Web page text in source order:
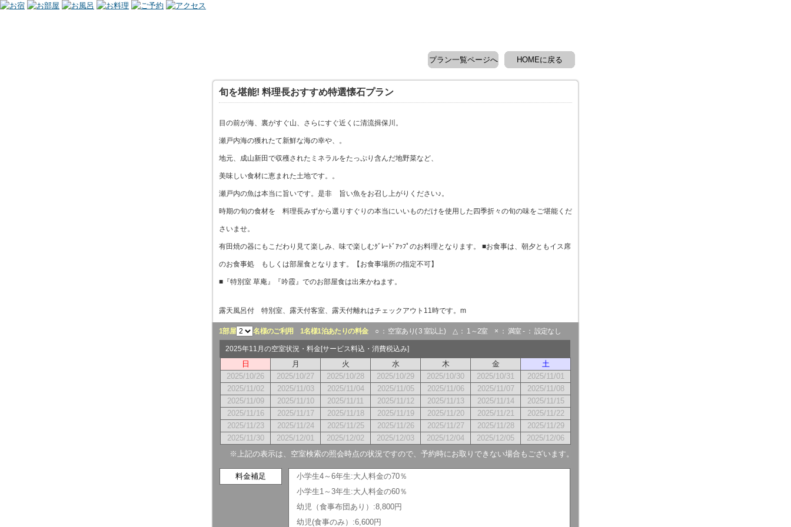
HOMEに戻る
プラン一覧ページへ
旬を堪能! 料理長おすすめ特選懐石プラン
目の前が海、裏がすぐ山、さらにすぐ近くに清流揖保川。
瀬戸内海の獲れたて新鮮な海の幸や、。
地元、成山新田で収穫されたミネラルをたっぷり含んだ地野菜など、
美味しい食材に恵まれた土地です。。
瀬戸内の魚は本当に旨いです。是非 旨い魚をお召し上がりください♪。
時期の旬の食材を 料理長みずから選りすぐりの本当にいいものだけを使用した四季折々の旬の味をご堪能くだ
さいませ。
有田焼の器にもこだわり見て楽しみ、味で楽しむｸﾞﾚｰﾄﾞｱｯﾌﾟのお料理となります。 ■お食事は、朝夕ともイス席
のお食事処 もしくは部屋食となります。【お食事場所の指定不可】
■『特別室 草庵』『吟霞』でのお部屋食は出来かねます。
露天風呂付 特別室、露天付客室、露天付離れはチェックアウト11時です。m
1部屋 名様のご利用 1名様1泊あたりの料金○ ： 空室あり( 3 室以上) △ ： 1～2室 × ： 満室 - ： 設定なし
2025年11月の空室状況・料金[サービス料込・消費税込み]
日 月 火 水 木 金
土
2025/10/26
2025/10/27 2025/10/28 2025/10/29 2025/10/30 2025/10/31
2025/11/01
2025/11/02
2025/11/03 2025/11/04 2025/11/05 2025/11/06 2025/11/07
2025/11/08
2025/11/09
2025/11/10 2025/11/11 2025/11/12 2025/11/13 2025/11/14
2025/11/15
2025/11/16
2025/11/17 2025/11/18 2025/11/19 2025/11/20 2025/11/21
2025/11/22
2025/11/23
2025/11/24 2025/11/25 2025/11/26 2025/11/27 2025/11/28
2025/11/29
2025/11/30
2025/12/01 2025/12/02 2025/12/03 2025/12/04 2025/12/05
2025/12/06
※上記の表示は、空室検索の照会時点の状況ですので、予約時にお取りできない場合もございます。
料金補足
小学生4～6年生:大人料金の70％
小学生1～3年生:大人料金の60％
幼児（食事布団あり）:8,800円
幼児(食事のみ）:6,600円